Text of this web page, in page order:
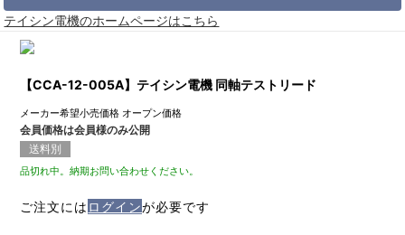
テイシン電機のホームページはこちら
【CCA-12-005A】テイシン電機 同軸テストリード
メーカー希望小売価格 オープン価格
会員価格は会員様のみ公開
送料別
品切れ中。納期お問い合わせください。
ご注文には ログインが必要です